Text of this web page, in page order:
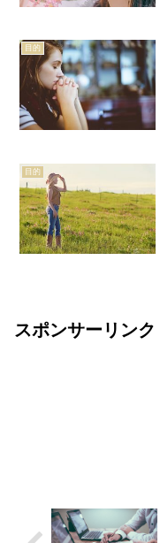
目的
目的
スポンサーリンク